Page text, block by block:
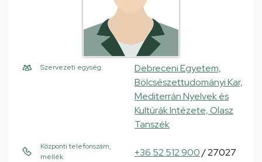
Szervezeti egység
Debreceni Egyetem,
Bölcsészettudományi Kar,
Mediterrán Nyelvek és
Kultúrák Intézete, Olasz
Tanszék
Központi telefonszám,
mellék
+36 52 512 900/ 27027